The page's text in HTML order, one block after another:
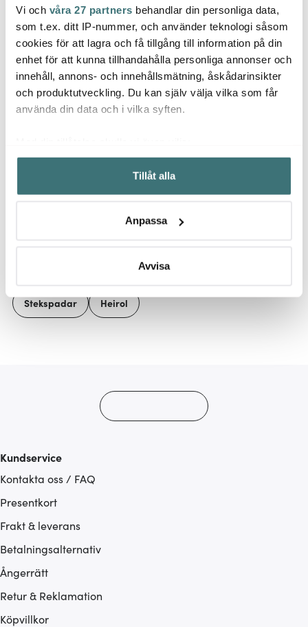
Vi och våra 27 partners behandlar din personliga data,
som t.ex. ditt IP-nummer, och använder teknologi såsom
cookies för att lagra och få tillgång till information på din
enhet för att kunna tillhandahålla personliga annonser och
innehåll, annons- och innehållsmätning, åskådarinsikter
och produktutveckling. Du kan själv välja vilka som får
använda din data och i vilka syften.
Samla in information om din geografiska plats som
kan ha en noggrannhet på upp till flera meter
Identifiera din enhet genom att aktivt skanna den för
Ta reda på mer om hur dina personliga uppgifter
Du kan ändra eller dra tillbaka ditt samtycke när som
Vi använder cookies för att innehållet och annonserna
Tillåt alla
Anpassa
Avvisa
Heirol
Stekspade hålad Bok
234 kr
Få i lager
Heirol
Cerasafe Triply kastrull
18 cm 2,5 L keramisk
1159 kr
Få i lager
16
899
Låt dig inspireras av våra kunder
Stekspadar Heirol
Kundservice
Kontakta oss / FAQ
Presentkort
Frakt & leverans
Betalningsalternativ
Ångerrätt
Retur & Reklamation
Köpvillkor